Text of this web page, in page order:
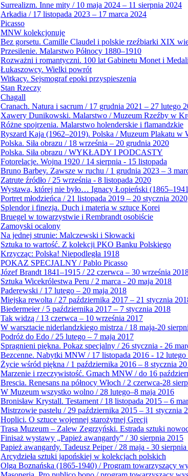
Surrealizm. Inne mity / 10 maja 2024 – 11 sierpnia 2024
Arkadia / 17 listopada 2023 – 17 marca 2024
Picasso
MNW kolekcjonuje
Bez gorsetu. Camille Claudel i polskie rzeźbiarki XIX
Przesilenie. Malarstwo Północy 1880–1910
Rozważni i romantyczni. 100 lat Gabinetu Monet i
Łukaszowcy. Wielki powrót
Witkacy. Sejsmograf epoki przyspieszenia
Stan Rzeczy
Chagall
Cranach. Natura i sacrum / 17 grudnia 2021 – 27 lutego
Xawery Dunikowski. Malarstwo / Muzeum Rzeźby w
Różne spojrzenia. Malarstwo holenderskie i flamandzkie
Ryszard Kaja (1962–2019). Polska / Muzeum Plakatu w
Polska. Siła obrazu / 18 września – 20 grudnia 2020
Polska. Siła obrazu / WYKŁADY I PODCASTY
Fotorelacje. Wojna 1920 / 14 sierpnia - 15 listopada
Bruno Barbey. Zawsze w ruchu / 1 grudnia 2023 – 3
Zatrute źródło / 25 września - 8 listopada 2020
Wystawa, której nie było… Ignacy Łopieński
Portret młodzieńca / 21 listopada 2019 – 20 stycznia 2020
Splendor i finezja. Duch i materia w sztuce Korei
Bruegel w towarzystwie i Rembrandt osobiście
Zamoyski ocalony
Na jednej strunie: Malczewski i Słowacki
Sztuka to wartość. Z kolekcji PKO Banku Polskiego
Krzycząc: Polska! Niepodległa 1918
POKAZ SPECJALNY / Pablo Picasso
Józef Brandt 1841–1915 / 22 czerwca – 30 września
Sztuka Wicekrólestwa Peru / 2 marca - 20 maja 2018
Paderewski / 17 lutego – 20 maja 2018
Miejska rewolta / 27 października 2017 – 21 stycznia
Biedermeier / 5 października 2017 – 7 stycznia 2018
Tak widzą / 13 czerwca – 10 września 2017
W warsztacie niderlandzkiego mistrza / 18 maja-20
Podróż do Edo / 25 lutego – 7 maja 2017
Spragnieni piękna. Pokaz specjalny / 26 stycznia - 26
Bezcenne. Nabytki MNW / 17 listopada 2016 - 12 lutego
Życie wśród piękna / 1 października 2016 – 8 stycznia
Marzenie i rzeczywistość. Gmach MNW / do 16
Brescia. Renesans na północy Włoch / 2 czerwca-28
W Muzeum wszystko wolno / 28 lutego–8 maja 2016
Bronisław Krystall. Testament / 18 listopada 2015 – 6
Mistrzowie pastelu / 29 października 2015 – 31 stycznia
Hoplici. O sztuce wojennej starożytnej Grecji
Trasa Muzeum – Zalew Zegrzyński. Estrada sztuki
Finisaż wystawy „Papież awangardy” / 30 sierpnia 2015
Papież awangardy. Tadeusz Peiper / 28 maja - 30
Arcydzieła sztuki japońskiej w kolekcjach polskich
Olga Boznańska (1865-1940) / Program towarzyszący